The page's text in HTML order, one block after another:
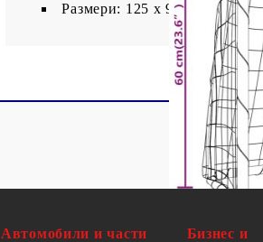
Размери: 125 x 96 x 60 см
Автомобили и части
Бизнес и